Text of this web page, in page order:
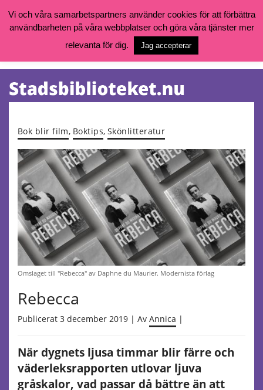
Vill du söka böcker, logga in på ditt bibliotekskonto eller nå övriga
goteborg.se/bibliotek
Öppettider, katalog och kontakt
Tjänster
Bok blir film, Boktips,Skönlitteratur
Omslaget till "Rebecca" av Daphne du Maurier. Modernista förlag
Rebecca
Publicerat 3 december 2019 | Av Annica |
När dygnets ljusa timmar blir färre och
väderleksrapporten utlovar ljuva
gråskalor, vad passar då bättre än att
Vi och våra samarbetspartners använder cookies för att förbättra
användbarheten på våra webbplatser och göra våra tjänster mer
relevanta för dig.
Jag accepterar